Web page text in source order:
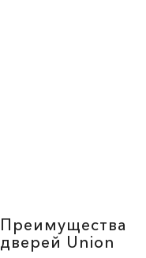
Преимущества
дверей Union